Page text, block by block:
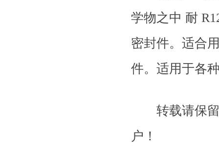
学物之中 耐
密封件。适合
件。适用于各
转载请保留
户！